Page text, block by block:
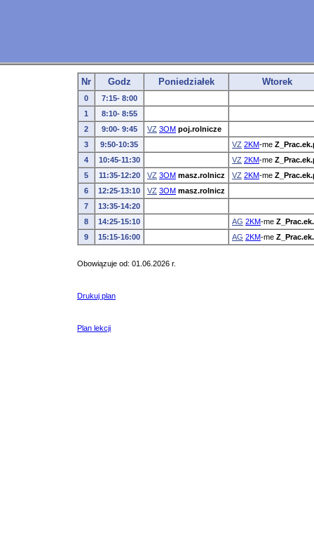
Nr Godz Poniedziałek Wtorek
0
7:15- 8:00
1
8:10- 8:55
2
9:00- 9:45 VZ 3OM poj.rolnicze
3
9:50-10:35 VZ 2KM-me
4
10:45-11:30 VZ 2KM-me
5
11:35-12:20 VZ 3OM masz.rolnicz VZ 2KM-me
6
12:25-13:10 VZ 3OM masz.rolnicz
7
13:35-14:20
8
14:25-15:10 AG 2KM-me
9
15:15-16:00 AG 2KM-me
Obowiązuje od: 01.06.2026 r.
Drukuj plan
Plan lekcji